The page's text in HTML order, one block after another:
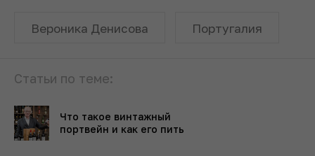
Вероника Денисова Португалия
Статьи по теме:
Что такое винтажный
портвейн и как его пить